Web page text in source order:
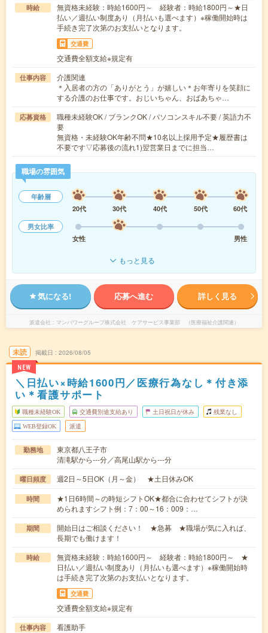
時給
無資格未経験：時給1600円～ 経験者：時給1800円～★日
払い／週払い制度あり（月払いも選べます）※稼働開始時は
手続き完了次第のお支払いとなります。
交通費
交通費全額支給※規定有
仕事内容
介護関連
＊入居者の方の「ありがとう」が嬉しい＊お年寄りを笑顔に
する介護のお仕事です。おじいちゃん、おばあちゃ…
応募資格
職種未経験OK / ブランクOK / パソコンスキル不要 / 英語力不
要
無資格・未経験OK年齢不問★10名以上採用予定★履歴書は
不要です▽応募後の流れ1)翌営業日までに担当…
職場の雰囲気
年齢層
20代
30代 40代 50代
60代
男女比率
女性
男性
もっと見る
気になる! 応募へ進む 詳しく見る
派遣会社 マンパワーグループ株式会社 ケアサービス事業部 （医療福祉介護関連）
未読
NEW
掲載日 2026/08/05
＼日払い×時給1600円／医療行為なし＊付き添
い＊看護サポート
職種未経験OK 交通費別途支給あり 土日祝日が休み 残業なし
WEB登録OK 派遣
勤務地
東京都八王子市
清滝駅から---分／高尾山駅から---分
曜日頻度 週2日～5日OK（月～金） ★土日休みOK
時間
★1日6時間～の時短シフトOK★都合に合わせてシフトが決
められますシフト例：7：00～16：009：…
期間
開始日はご相談ください！ ★急募 ★職場が気に入れば、
長期でも働けます！
時給
無資格未経験：時給1600円～ 経験者：時給1800円～ ★
日払い／週払い制度あり（月払いも選べます）※稼働開始時
は手続き完了次第のお支払いとなります。
交通費
交通費全額支給※規定有
仕事内容
看護助手